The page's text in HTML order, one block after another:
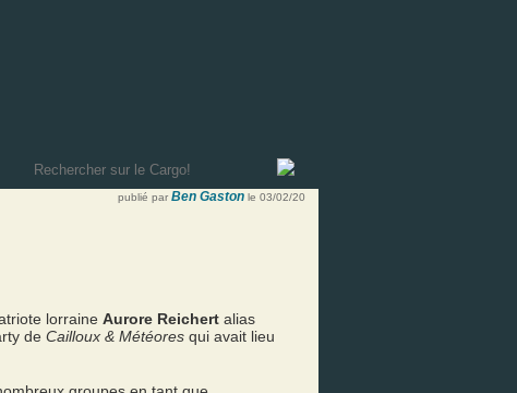
publié par Ben Gaston le 03/02/20
lorraine Aurore Reichert alias
de Cailloux & Météores qui avait lieu